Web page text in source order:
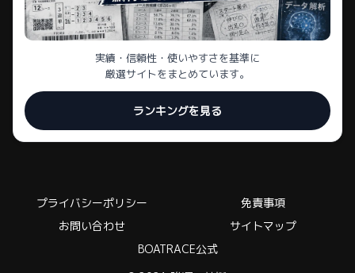
実績・信頼性・使いやすさを基準に
厳選サイトをまとめています。
ランキングを見る
プライバシーポリシー
免責事項
お問い合わせ
サイトマップ
BOATRACE公式